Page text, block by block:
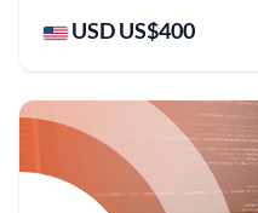
USD US$400